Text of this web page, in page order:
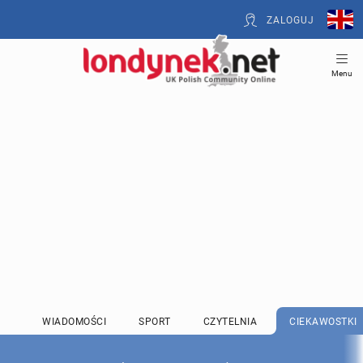
ZALOGUJ
Menu
WIADOMOŚCI SPORT CZYTELNIA CIEKAWOSTKI